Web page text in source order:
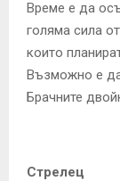
Време е да
голяма сила
които
Възможно е
Брачните
Стрелец